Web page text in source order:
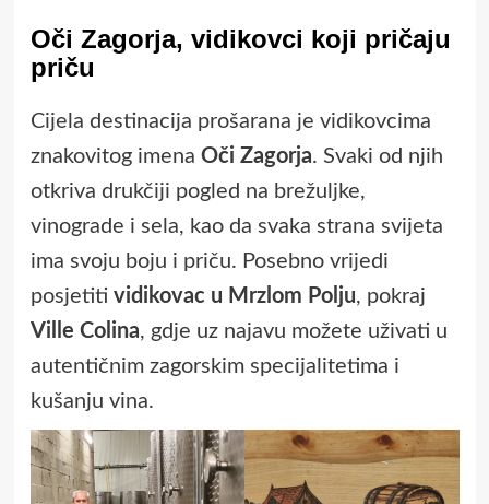
Oči Zagorja, vidikovci koji pričaju
priču
Cijela destinacija prošarana je vidikovcima
znakovitog imena Oči Zagorja. Svaki od njih
otkriva drukčiji pogled na brežuljke,
vinograde i sela, kao da svaka strana svijeta
ima svoju boju i priču. Posebno vrijedi
posjetiti vidikovac u Mrzlom Polju, pokraj
Ville Colina, gdje uz najavu možete uživati u
autentičnim zagorskim specijalitetima i
kušanju vina.